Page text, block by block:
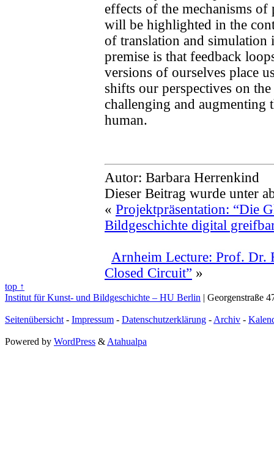
effects of the mechanisms
will be highlighted in the
of translation and
premise is that feedback
versions of ourselves place
shifts our perspectives on
challenging and augmenting
human.
Autor: Barbara Herrenkind
Dieser Beitrag wurde unter
« Projektpräsentation: “Die
Bildgeschichte digital
Arnheim Lecture: Prof. Dr.
Closed Circuit” »
top ↑
Institut für Kunst- und Bildgeschichte – HU Berlin | Georgenstraße
Seitenübersicht - Impressum - Datenschutzerklärung - Archiv -
Powered by WordPress & Atahualpa